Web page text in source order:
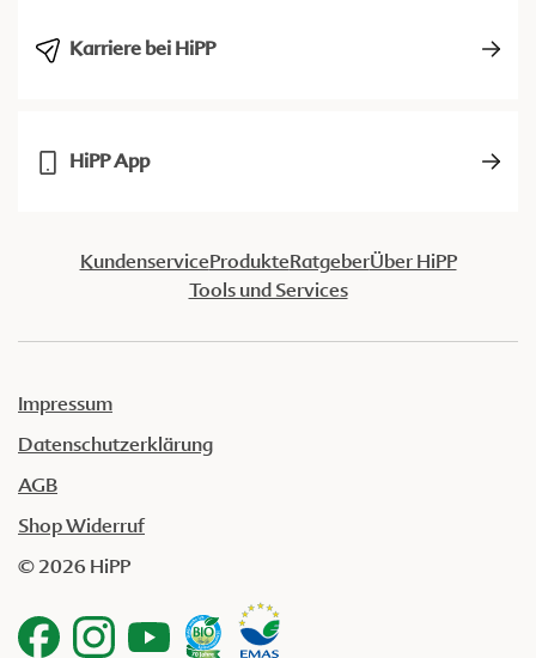
Karriere bei HiPP
HiPP App
KundenserviceProdukteRatgeberÜber HiPP
Tools und Services
Impressum
Datenschutzerklärung
AGB
Shop Widerruf
© 2026 HiPP